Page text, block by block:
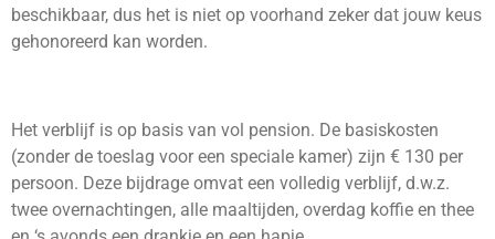
beschikbaar, dus het is niet op voorhand zeker dat jouw keus
gehonoreerd kan worden.
Het verblijf is op basis van vol pension. De basiskosten
(zonder de toeslag voor een speciale kamer) zijn € 130 per
persoon. Deze bijdrage omvat een volledig verblijf, d.w.z.
twee overnachtingen, alle maaltijden, overdag koffie en thee